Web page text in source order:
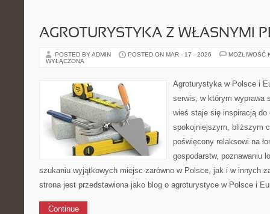
AGROTURYSTYKA Z WŁASNYMI
POSTED BY ADMIN POSTED ON MAR - 17 - 2026
MOŻLIWOŚĆ
WYŁĄCZONA
Agroturystyka w Polsce i
serwis, w którym wyprawa
wieś staje się inspiracją do
spokojniejszym, bliższym
poświęcony relaksowi na
gospodarstw, poznawaniu
szukaniu wyjątkowych miejsc zarówno w Polsce, jak i w innych
strona jest przedstawiona jako blog o agroturystyce w Polsce i
Continue